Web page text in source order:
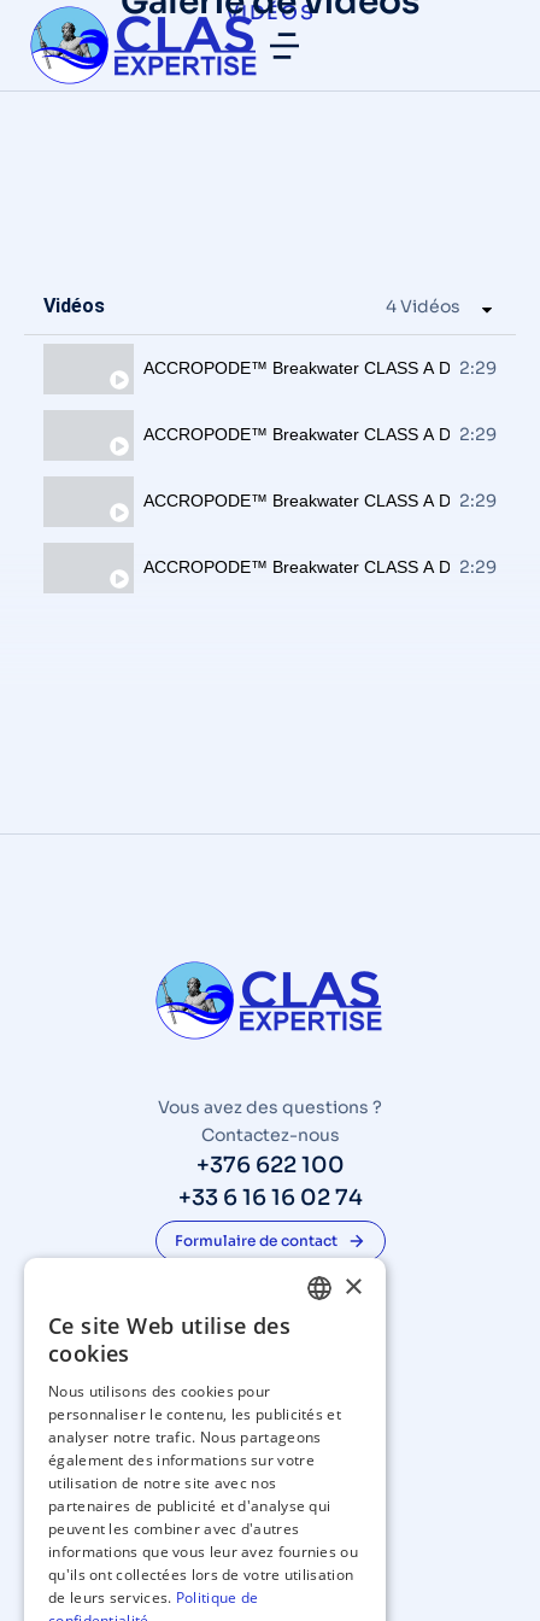
VIDÉOS
Vidéos 4 Vidéos
ACCROPODE™ Breakwater CLASS A Dungquat
2:29
ACCROPODE™ Breakwater CLASS A Dungquat
2:29
ACCROPODE™ Breakwater CLASS A Dungquat
2:29
ACCROPODE™ Breakwater CLASS A Dungquat
2:29
Vous avez des questions ?
Contactez-nous
+376 622 100
+33 6 16 16 02 74
Formulaire de contact
×
Ce site Web utilise des
cookies
Nous utilisons des cookies pour
personnaliser le contenu, les publicités et
analyser notre trafic. Nous partageons
également des informations sur votre
utilisation de notre site avec nos
partenaires de publicité et d'analyse qui
peuvent les combiner avec d'autres
informations que vous leur avez fournies ou
qu'ils ont collectées lors de votre utilisation
de leurs services. Politique de